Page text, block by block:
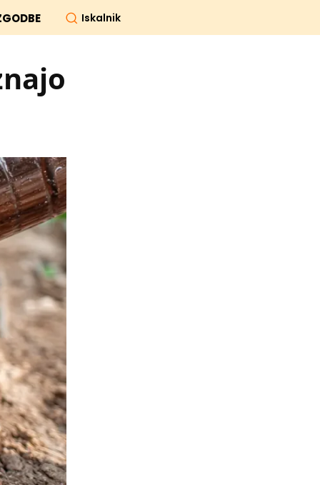
Iskalnik